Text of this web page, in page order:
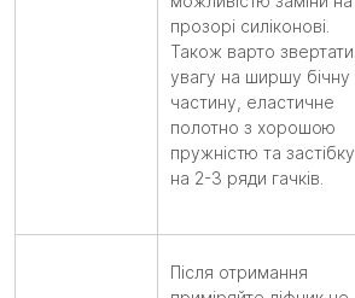
прозорі силіконові.
Також варто звертати
увагу на ширшу бічну
частину, еластичне
полотно з хорошою
пружністю та застібку
на 2-3 ряди гачків.
Після отримання